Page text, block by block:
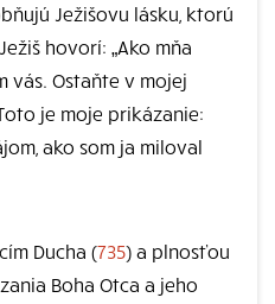
Ježišovu lásku, ktorú
hovorí: „Ako mňa
vás. Ostaňte v mojej
je moje prikázanie:
ako som ja miloval
Ducha (735) a plnosťou
Boha Otca a jeho